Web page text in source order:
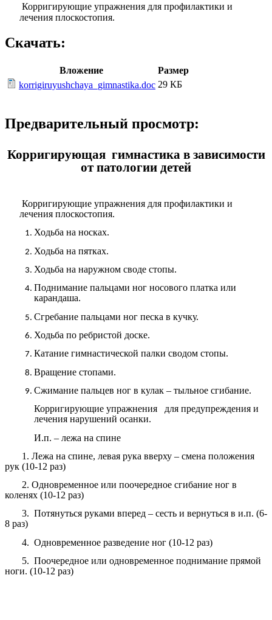
Корригирующие упражнения для профилактики и
лечения плоскостопия.
Скачать:
Вложение
Размер
korrigiruyushchaya_gimnastika.doc 29 КБ
Предварительный просмотр:
Корригирующая гимнастика в зависимости
от патологии детей
Корригирующие упражнения для профилактики и
лечения плоскостопия.
Ходьба на носках.
Ходьба на пятках.
Ходьба на наружном своде стопы.
Поднимание пальцами ног носового платка или
карандаша.
Сгребание пальцами ног песка в кучку.
Ходьба по ребристой доске.
Катание гимнастической палки сводом стопы.
Вращение стопами.
Сжимание пальцев ног в кулак – тыльное сгибание.
Корригирующие упражнения для предупреждения и
лечения нарушений осанки.
И.п. – лежа на спине
1. Лежа на спине, левая рука вверху – смена положения
рук (10-12 раз)
2. Одновременное или поочередное сгибание ног в
коленях (10-12 раз)
3. Потянуться руками вперед – сесть и вернуться в и.п. (6-
8 раз)
4. Одновременное разведение ног (10-12 раз)
5. Поочередное или одновременное поднимание прямой
ноги. (10-12 раз)